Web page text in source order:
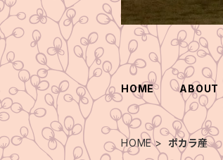
HOME ABOUT
HOME ポカラ産